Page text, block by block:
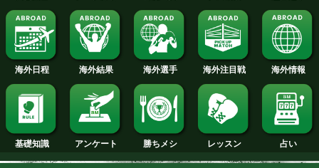
試合日程 試合結果 新人王 ランキング